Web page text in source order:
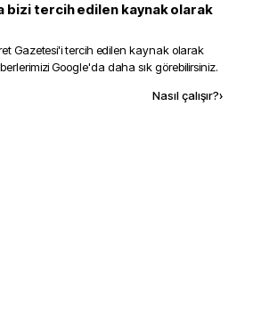
bizi tercih edilen kaynak olarak
Gazetesi'i tercih edilen kaynak olarak
Google'da daha sık görebilirsiniz.
Nasıl çalışır?›